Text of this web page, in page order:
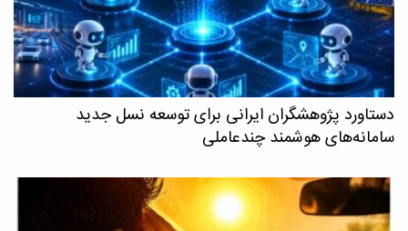
دستاورد پژوهشگران ایرانی برای توسعه نسل جدید
سامانه‌های هوشمند چندعاملی